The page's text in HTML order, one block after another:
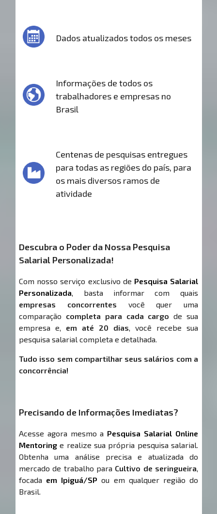
Dados atualizados todos os meses
Informações de todos os
trabalhadores e empresas no
Brasil
Centenas de pesquisas entregues
para todas as regiões do país, para
os mais diversos ramos de
atividade
Descubra o Poder da Nossa Pesquisa
Salarial Personalizada!
Com nosso serviço exclusivo de Pesquisa Salarial
Personalizada, basta informar com quais
empresas concorrentes você quer uma
comparação completa para cada cargo de sua
empresa e, em até 20 dias, você recebe sua
pesquisa salarial completa e detalhada.
Tudo isso sem compartilhar seus salários com a
concorrência!
Precisando de Informações Imediatas?
Acesse agora mesmo a Pesquisa Salarial Online
Mentoring e realize sua própria pesquisa salarial.
Obtenha uma análise precisa e atualizada do
mercado de trabalho para Cultivo de seringueira,
focada em Ipiguá/SP ou em qualquer região do
Brasil.